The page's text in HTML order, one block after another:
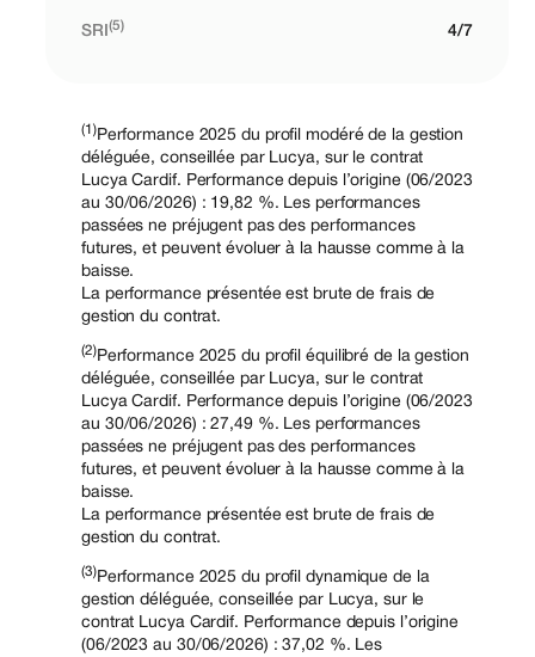
SRI (5) 4/7
(1)Performance 2025 du profil modéré de la gestion
déléguée, conseillée par Lucya, sur le contrat
Lucya Cardif. Performance depuis l’origine (06/2023
au 30/06/2026) : 19,82 %. Les performances
passées ne préjugent pas des performances
futures, et peuvent évoluer à la hausse comme à la
baisse.
La performance présentée est brute de frais de
gestion du contrat.
(2)Performance 2025 du profil équilibré de la gestion
déléguée, conseillée par Lucya, sur le contrat
Lucya Cardif. Performance depuis l’origine (06/2023
au 30/06/2026) : 27,49 %. Les performances
passées ne préjugent pas des performances
futures, et peuvent évoluer à la hausse comme à la
baisse.
La performance présentée est brute de frais de
gestion du contrat.
(3)Performance 2025 du profil dynamique de la
gestion déléguée, conseillée par Lucya, sur le
contrat Lucya Cardif. Performance depuis l’origine
(06/2023 au 30/06/2026) : 37,02 %. Les